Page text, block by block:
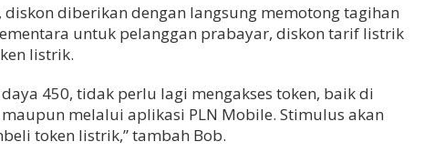
diberikan dengan langsung memotong tagihan
untuk pelanggan prabayar, diskon tarif listrik
listrik.
450, tidak perlu lagi mengakses token, baik di
melalui aplikasi PLN Mobile. Stimulus akan
token listrik,” tambah Bob.